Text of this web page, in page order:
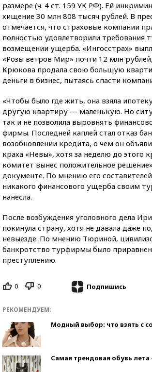
размере (ч. 4 ст. 159 УК РФ). Ей
хищение 30 млн 808 тысяч рублей. В
отмечается, что страховые компании
полностью удовлетворили требования
возмещении ущерба. «Ингосстрах»
«Розы ветров Мир» почти 12 млн
Крюкова продала свою большую
деньги в бизнес, пытаясь спасти
«Чтобы было где жить, она взяла
другую квартиру — маленькую. Но
так и не позволила выровнять
фирмы. Последней каплей стал отказ
возобновлении кредита, о чем он
краха «Невы», хотя за неделю до этого
комитет вынес положительное
документе. По мнению его
никакого финансового ущерба своим
нанесла.
После возбуждения уголовного дела
покинула страну, хотя не давала даже
невыезде. По мнению Тюриной,
банкротство турфирмы было
преступлению.
0 0 Подпишись
РЕКОМЕНДУЕМ:
Модный выбор: что взять с
Самая трендовая обувь лета